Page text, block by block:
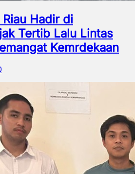
Hadir di
Tertib Lalu Lintas
Kemrdekaan